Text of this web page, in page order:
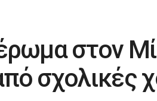
στον
σχολικές